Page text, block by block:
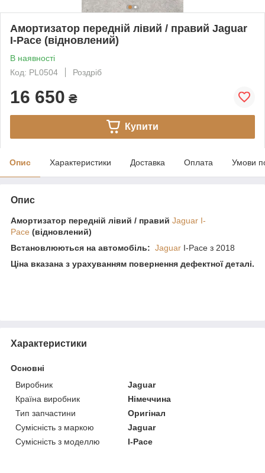
Амортизатор передній лівий / правий Jaguar
I-Pace (відновлений)
В наявності
Код: PL0504
Роздріб
16 650 ₴
Купити
Опис Характеристики Доставка Оплата Умови
Опис
Амортизатор передній лівий / правий Jaguar I-
Pace (відновлений)
Встановлюються на автомобіль: Jaguar I-Pace з 2018
Ціна вказана з урахуванням повернення дефектної деталі.
Характеристики
Основні
Виробник
Jaguar
Країна виробник
Німеччина
Тип запчастини
Оригінал
Сумісність з маркою
Jaguar
Сумісність з моделлю
I-Pace